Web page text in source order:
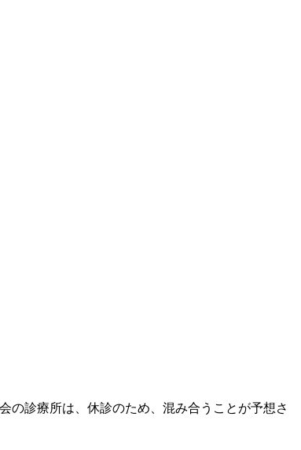
の診療所は、休診のため、混み合うことが予想さ